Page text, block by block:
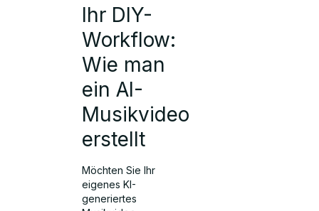
Ihr DIY-
Workflow:
Wie man
ein AI-
Musikvideo
erstellt
Möchten Sie Ihr
eigenes KI-
generiertes